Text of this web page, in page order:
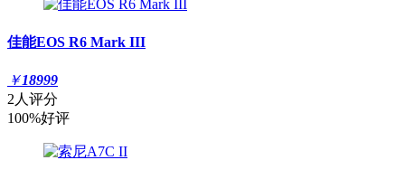
佳能EOS R6 Mark III
￥18999
2人评分
100%好评